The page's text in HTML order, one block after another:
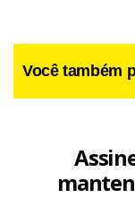
Você também